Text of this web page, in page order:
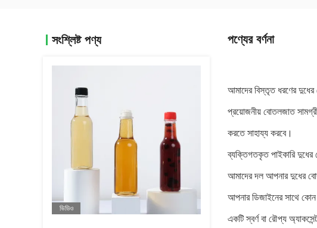
সংশ্লিষ্ট পণ্য
ভিডিও
পণ্যের বর্ণনা
আমাদের বিস্তৃত ধরণের
প্রয়োজনীয় বোতলজাত
করতে সাহায্য করবে।
ব্যক্তিগতকৃত পাইকারি দুধের
আমাদের দল আপনার দুধের
আপনার ডিজাইনের সাথে
একটি স্বর্ণ বা রৌপ্য